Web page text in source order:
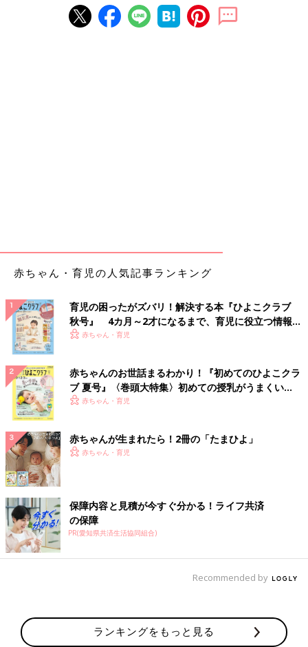
赤ちゃん・育児の人気記事ランキング
育児の困ったがズバリ！解決する本『ひよこクラブ
秋号』 4カ月～2才になるまで、育児に役立つ情報が
いっぱい！
赤ちゃん・育児
赤ちゃんのお世話まるわかり！『初めてのひよこクラ
ブ 夏号』〈巻頭大特集〉初めての授乳がうまくい
く！ おっぱい・ミルクの基本と夏のトラブル 解決テ
赤ちゃん・育児
赤ちゃんが生まれたら！2冊の「たまひよ」
赤ちゃん・育児
保障内容と見積が今すぐ分かる！ライフ共済
の保障
PR(愛知県共済生活協同組合)
Recommended by
ランキングをもっと見る